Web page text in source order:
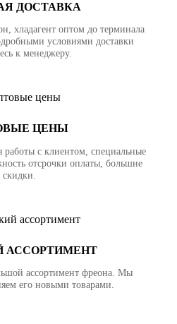
ДОСТАВКА
хладагент оптом до терминала
условиями доставки
к менеджеру.
ЦЕНЫ
с клиентом, специальные
отсрочки оплаты, большие
скидки.
АССОРТИМЕНТ
ассортимент фреона. Мы
его новыми товарами.